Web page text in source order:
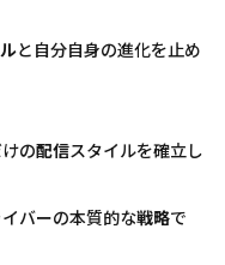
と自分自身の進化を止め
の配信スタイルを確立し
バーの本質的な戦略で